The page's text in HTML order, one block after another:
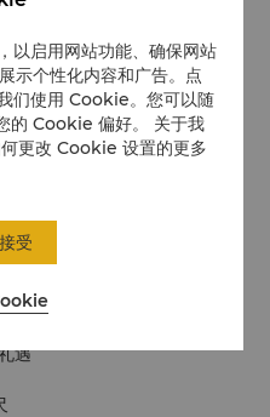
受豪华客房的舒适与悉心服
求非凡个性化服务宾客的品质
。
遇
以启用网站功能、确保网站
示个性化内容和广告。点
们使用 Cookie。您可以随
的 Cookie 偏好。 关于我
更改 Cookie 设置的更多
受